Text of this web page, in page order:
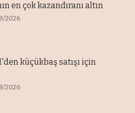
en çok kazandıranı altın
2026
küçükbaş satışı için
2026